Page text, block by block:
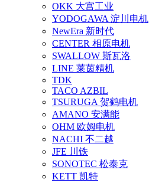
OKK 大宫工业
YODOGAWA 淀川电机
NewEra 新时代
CENTER 相原电机
SWALLOW 斯瓦洛
LINE 莱茵精机
TDK
TACO AZBIL
TSURUGA 贺鹤电机
AMANO 安满能
OHM 欧姆电机
NACHI 不二越
JFE 川铁
SONOTEC 松泰克
KETT 凯特